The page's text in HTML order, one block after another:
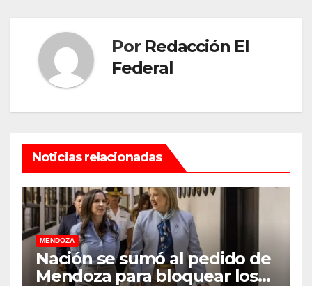
Por Redacción El
Federal
Noticias relacionadas
MENDOZA
Nación se sumó al pedido de
Mendoza para bloquear los